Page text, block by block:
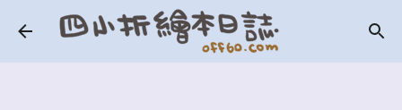
跳到主要內容